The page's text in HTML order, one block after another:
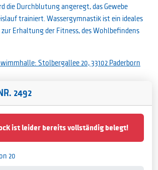
die Durchblutung angeregt, das Gewebe
trainiert. Wassergymnastik ist ein ideales
Erhaltung der Fitness, des Wohlbefindens
Stolbergallee 20, 33102 Paderborn
2492
ist leider bereits vollständig belegt!
20